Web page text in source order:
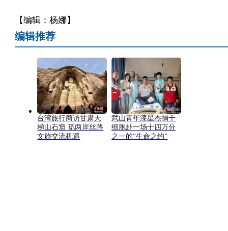
【编辑：杨娜】
编辑推荐
台湾旅行商访甘肃天
梯山石窟 觅两岸丝路
文旅交流机遇
武山青年漆星杰捐干
细胞赴一场十四万分
之一的“生命之约”